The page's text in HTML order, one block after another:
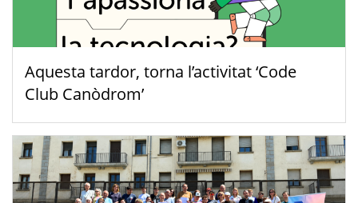
Aquesta tardor, torna l’activitat ‘Code
Club Canòdrom’